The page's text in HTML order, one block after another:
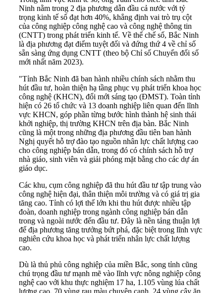
Ninh nằm trong 2 địa phương dẫn đầu cả nước với tỷ
trọng kinh tế số đạt hơn 40%, khẳng định vai trò trụ cột
của công nghiệp công nghệ cao và công nghệ thông tin
(CNTT) trong phát triển kinh tế. Về thể chế số, Bắc Ninh
là địa phương đạt điểm tuyệt đối và đứng thứ 4 về chỉ số
sẵn sàng ứng dụng CNTT (theo bộ Chỉ số Chuyển đổi số
mới nhất năm 2023).
"Tỉnh Bắc Ninh đã ban hành nhiều chính sách nhằm thu
hút đầu tư, hoàn thiện hạ tầng phục vụ phát triển khoa học
công nghệ (KHCN), đổi mới sáng tạo (ĐMST). Toàn tỉnh
hiện có 26 tổ chức và 13 doanh nghiệp liên quan đến lĩnh
vực KHCN, góp phần từng bước hình thành hệ sinh thái
khởi nghiệp, thị trường KHCN trên địa bàn. Bắc Ninh
cũng là một trong những địa phương đầu tiên ban hành
Nghị quyết hỗ trợ đào tạo nguồn nhân lực chất lượng cao
cho công nghiệp bán dẫn, trong đó có chính sách hỗ trợ
nhà giáo, sinh viên và giải phóng mặt bằng cho các dự án
giáo dục.
Các khu, cụm công nghiệp đã thu hút đầu tư tập trung vào
công nghệ hiện đại, thân thiện môi trường và có giá trị gia
tăng cao. Tỉnh có lợi thế lớn khi thu hút được nhiều tập
đoàn, doanh nghiệp trong ngành công nghiệp bán dẫn
trong và ngoài nước đến đầu tư. Đây là nền tảng thuận lợi
để địa phương tăng trưởng bứt phá, đặc biệt trong lĩnh vực
nghiên cứu khoa học và phát triển nhân lực chất lượng
cao.
Dù là thủ phủ công nghiệp của miền Bắc, song tỉnh cũng
chú trọng đầu tư mạnh mẽ vào lĩnh vực nông nghiệp công
nghệ cao với khu thực nghiệm 17 ha, 1.105 vùng lúa chất
lượng cao, 70 vùng rau màu chuyên canh, 24 vùng cây ăn